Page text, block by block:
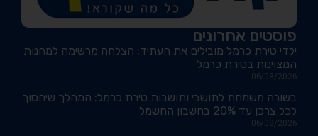
פוסטים אחרונים
ילדי טירת כרמל מובילים את העתיד: הצלחה מרשימה למחנות
המצוינות בטירת כרמל
06/08/2026
בשורה משמחת לתושבי ותושבות טירת כרמל: המהלך שיחסוך
לכל צרכן עד 20% בחשבון החשמל
06/08/2026